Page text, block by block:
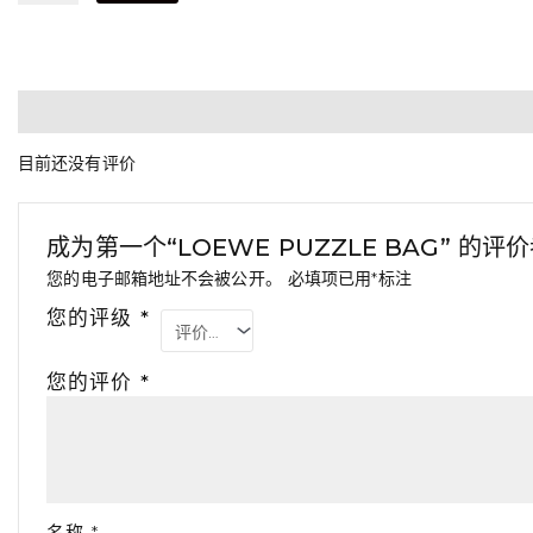
目前还没有评价
成为第一个“LOEWE PUZZLE BAG” 的评价
您的电子邮箱地址不会被公开。 必填项已用*标注
您的评级*
您的评价*